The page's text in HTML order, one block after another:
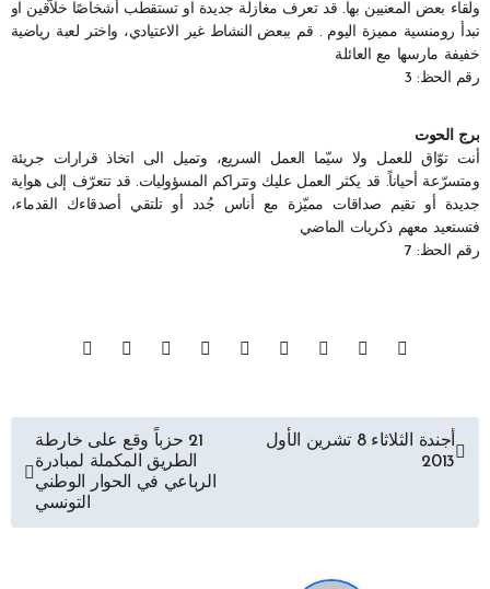
ولقاء بعض المعنيين بها. قد تعرف مغازلة جديدة او تستقطب أشخاصًا خلاّقين او
تبدأ رومنسية مميزة اليوم . قم ببعض النشاط غير الاعتيادي، واختر لعبة رياضية
خفيفة مارسها مع العائلة
رقم الحظ: 3
برج الحوت
أنت توّاق للعمل ولا سيّما العمل السريع، وتميل الى اتخاذ قرارات جريئة
ومتسرّعة أحياناً. قد يكثر العمل عليك وتتراكم المسؤوليات. قد تتعرّف إلى هواية
جديدة أو تقيم صداقات مميّزة مع أناس جُدد أو تلتقي أصدقاءك القدماء،
فتستعيد معهم ذكريات الماضي
رقم الحظ: 7
تصفّح
أجندة الثلاثاء 8 تشرين الأول
2013
21 حزباً وقع على خارطة
الطريق المكملة لمبادرة
الرباعي في الحوار الوطني
التونسي